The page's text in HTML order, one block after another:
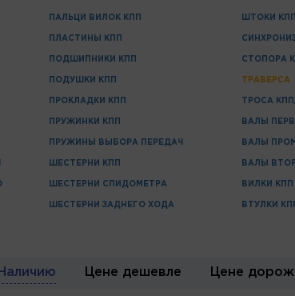
ПАЛЬЦИ ВИЛОК КПП
ПЛАСТИНЫ КПП
ПОДШИПНИКИ КПП
ПОДУШКИ КПП
ПРОКЛАДКИ КПП
ПРУЖИНКИ КПП
ПРУЖИНЫ ВЫБОРА ПЕРЕДАЧ
ШЕСТЕРНИ КПП
ШЕСТЕРНИ СПИДОМЕТРА
ШЕСТЕРНИ ЗАДНЕГО ХОДА
ШТОКИ
СТОПОРА
ТРАВЕРСА
ТРОСА
ВАЛЫ
ВАЛЫ
ВАЛЫ
ВИЛКИ КПП
ВТУЛКИ
Наличию Цене дешевле Цене